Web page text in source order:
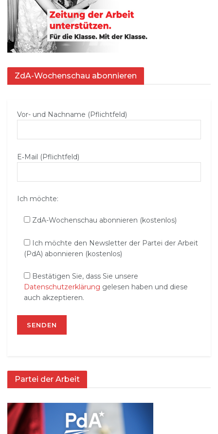
ZdA-Wochenschau abonnieren
Vor- und Nachname (Pflichtfeld)
E‑Mail (Pflichtfeld)
Ich möchte:
ZdA-Wochenschau abonnieren (kostenlos)
Ich möchte den Newsletter der Partei der Arbeit
(PdA) abonnieren (kostenlos)
Bestätigen Sie, dass Sie unsere
Datenschutzerklärung gelesen haben und diese
auch akzeptieren.
Partei der Arbeit